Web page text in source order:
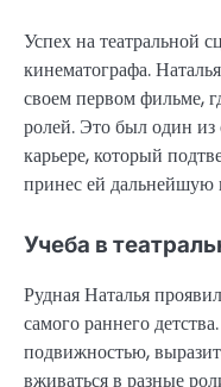
Успех на театральной
кинематографа.
своем первом фильме,
ролей. Это был один
карьере, который
принес ей дальнейшую
Учеба в
Рудная Наталья
самого раннего
подвижностью,
вживаться в разные